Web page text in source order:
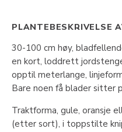
PLANTEBESKRIVELSE
30-100 cm høy,
en kort, loddrett
opptil meterlange,
Bare noen få blader sitter
Traktforma, gule, oransje
(etter sort), i toppstilte